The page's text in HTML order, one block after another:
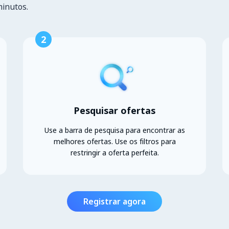
2
Pesquisar ofertas
Use a barra de pesquisa para encontrar as
melhores ofertas. Use os filtros para
restringir a oferta perfeita.
Registrar agora